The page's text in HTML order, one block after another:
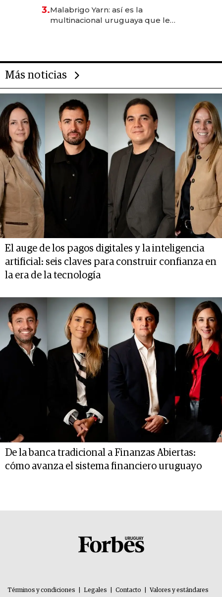
anticipación y prepara apertura
3.Malabrigo Yarn: así es la
multinacional uruguaya que le
Más noticias
El auge de los pagos digitales y la inteligencia
artificial: seis claves para construir confianza en
la era de la tecnología
De la banca tradicional a Finanzas Abiertas:
cómo avanza el sistema financiero uruguayo
Términos y condiciones Legales Contacto Valores y estándares